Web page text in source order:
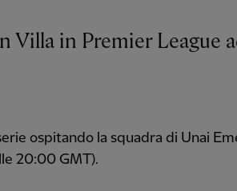
ospitando la squadra di Unai
20:00 GMT).